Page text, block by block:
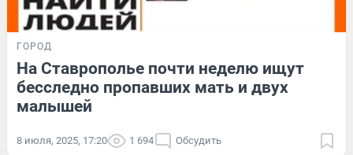
ГОРОД
На Ставрополье почти неделю ищут
бесследно пропавших мать и двух
малышей
8 июля, 2025, 17:20 1 694 Обсудить